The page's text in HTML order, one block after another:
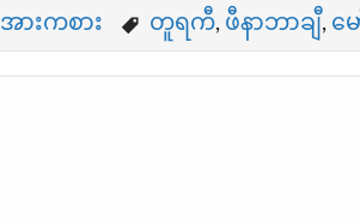
အားကစား တူရကီ, ဖီနာဘာချီ, မ